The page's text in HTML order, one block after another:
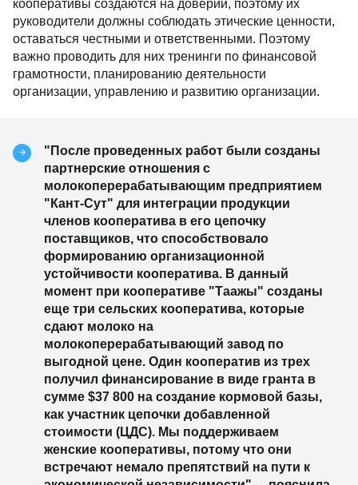
кооперативы создаются на доверии, поэтому их
руководители должны соблюдать этические ценности,
оставаться честными и ответственными. Поэтому
важно проводить для них тренинги по финансовой
грамотности, планированию деятельности
организации, управлению и развитию организации.
"После проведенных работ были созданы
партнерские отношения с
молокоперерабатывающим предприятием
"Кант-Сут" для интеграции продукции
членов кооператива в его цепочку
поставщиков, что способствовало
формированию организационной
устойчивости кооператива. В данный
момент при кооперативе "Таажы" созданы
еще три сельских кооператива, которые
сдают молоко на
молокоперерабатывающий завод по
выгодной цене. Один кооператив из трех
получил финансирование в виде гранта в
сумме $37 800 на создание кормовой базы,
как участник цепочки добавленной
стоимости (ЦДС). Мы поддерживаем
женские кооперативы, потому что они
встречают немало препятствий на пути к